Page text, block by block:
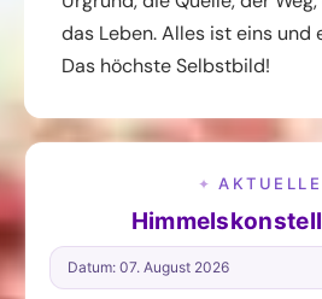
das Leben. Alles ist eins und
Das höchste Selbstbild!
✦ AKTUELLE
Datum: 07. August 2026